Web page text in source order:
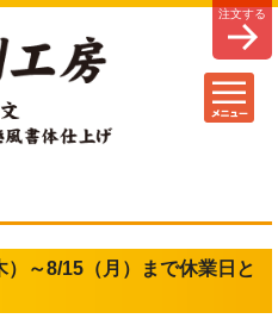
～8/15（月）まで休業日と